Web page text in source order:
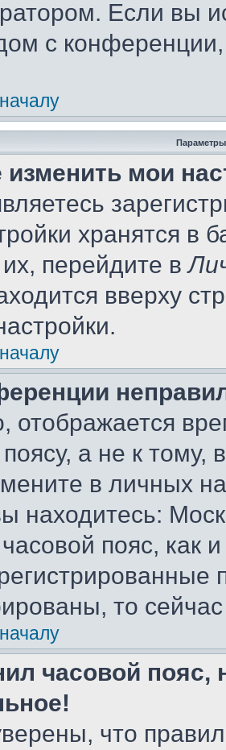
Если вы
с
Параметры
изменить мои
хранятся в
перейдите в
вверху
отображается
а не к тому,
в личных
находитесь:
пояс, как
то
часовой пояс,
что